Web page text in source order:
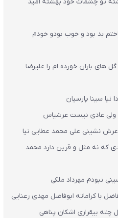
بد بود و خوب بودو خودم
های باران‌ خورده ام را علیرضا
سینا پارسیان
ولی عادی نیست عرشیاس
عرش نشینی علی محمد عطایی نیا
که نه مثل و قرین دارد محمد
نبودم مهرداد ملکی
با کراماته ابوفاضل مهدی رعنایی
بیقراری اشکان پناهی